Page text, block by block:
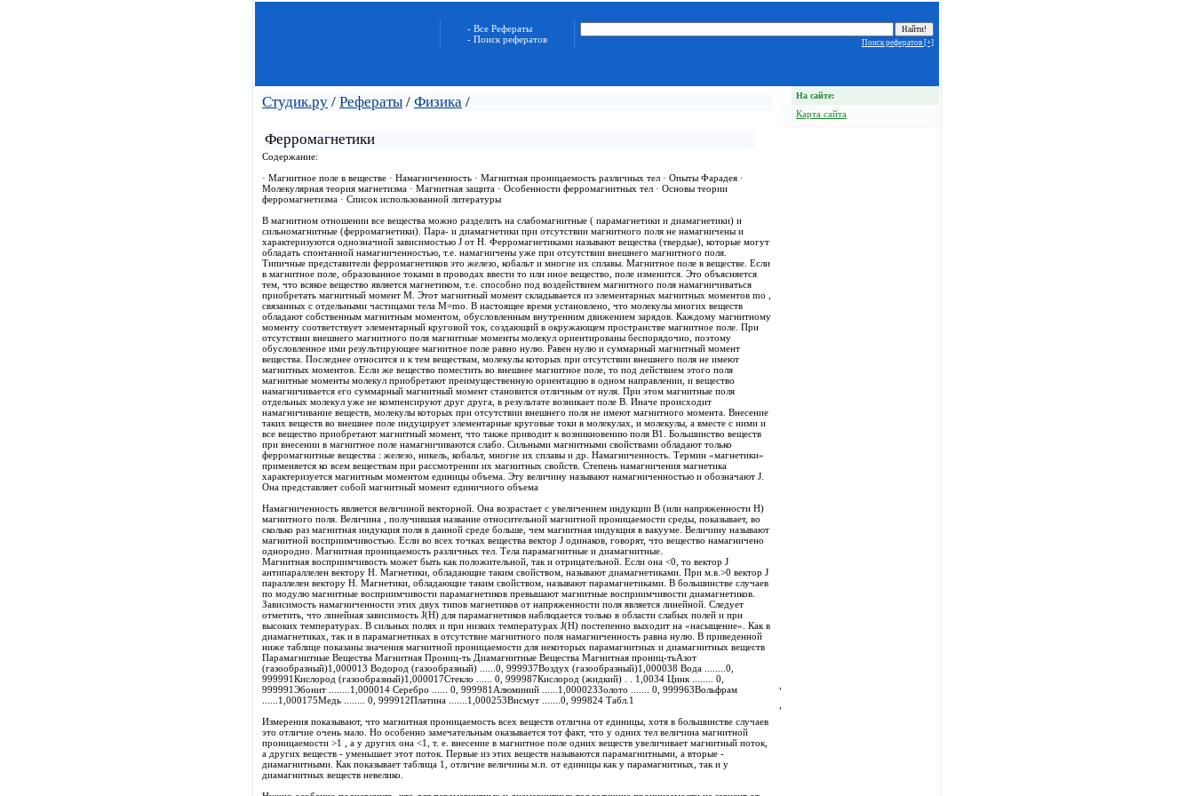
- Все Рефераты
- Поиск рефератов
Поиск рефератов [+]
Студик.ру / Рефераты / Физика /
Ферромагнетики
Содержание:
· Магнитное поле в веществе · Намагниченность · Магнитная проницаемость различных тел · Опыты Фарадея ·
Молекулярная теория магнетизма · Магнитная защита · Особенности ферромагнитных тел · Основы теории
ферромагнетизма · Список использованной литературы
В магнитном отношении все вещества можно разделить на слабомагнитные ( парамагнетики и диамагнетики) и
сильномагнитные (ферромагнетики). Пара- и диамагнетики при отсутствии магнитного поля не намагничены и
характеризуются однозначной зависимостью J от H. Ферромагнетиками называют вещества (твердые), которые могут
обладать спонтанной намагниченностью, т.е. намагничены уже при отсутствии внешнего магнитного поля.
Типичные представители ферромагнетиков это железо, кобальт и многие их сплавы. Магнитное поле в веществе. Если
в магнитное поле, образованное токами в проводах ввести то или иное вещество, поле изменится. Это объясняется
тем, что всякое вещество является магнетиком, т.е. способно под воздействием магнитного поля намагничиваться
приобретать магнитный момент М. Этот магнитный момент складывается из элементарных магнитных моментов mo ,
связанных с отдельными частицами тела М=mo. В настоящее время установлено, что молекулы многих веществ
обладают собственным магнитным моментом, обусловленным внутренним движением зарядов. Каждому магнитному
моменту соответствует элементарный круговой ток, создающий в окружающем пространстве магнитное поле. При
отсутствии внешнего магнитного поля магнитные моменты молекул ориентированы беспорядочно, поэтому
обусловленное ими результирующее магнитное поле равно нулю. Равен нулю и суммарный магнитный момент
вещества. Последнее относится и к тем веществам, молекулы которых при отсутствии внешнего поля не имеют
магнитных моментов. Если же вещество поместить во внешнее магнитное поле, то под действием этого поля
магнитные моменты молекул приобретают преимущественную ориентацию в одном направлении, и вещество
намагничивается его суммарный магнитный момент становится отличным от нуля. При этом магнитные поля
отдельных молекул уже не компенсируют друг друга, в результате возникает поле B. Иначе происходит
намагничивание веществ, молекулы которых при отсутствии внешнего поля не имеют магнитного момента. Внесение
таких веществ во внешнее поле индуцирует элементарные круговые токи в молекулах, и молекулы, а вместе с ними и
все вещество приобретают магнитный момент, что также приводит к возникновению поля В1. Большинство веществ
при внесении в магнитное поле намагничиваются слабо. Сильными магнитными свойствами обладают только
ферромагнитные вещества : железо, никель, кобальт, многие их сплавы и др. Намагниченность. Термин «магнетики»
применяется ко всем веществам при рассмотрении их магнитных свойств. Степень намагничения магнетика
характеризуется магнитным моментом единицы объема. Эту величину называют намагниченностью и обозначают J.
Она представляет собой магнитный момент единичного объема
Намагниченность является величиной векторной. Она возрастает с увеличением индукции В (или напряженности Н)
магнитного поля. Величина , получившая название относительной магнитной проницаемости среды, показывает, во
сколько раз магнитная индукция поля в данной среде больше, чем магнитная индукция в вакууме. Величину называют
магнитной восприимчивостью. Если во всех точках вещества вектор J одинаков, говорят, что вещество намагничено
однородно. Магнитная проницаемость различных тел. Тела парамагнитные и диамагнитные.
Магнитная восприимчивость может быть как положительной, так и отрицательной. Если она <0, то вектор J
антипараллелен вектору Н. Магнетики, обладающие таким свойством, называют диамагнетиками. При м.в.>0 вектор J
параллелен вектору Н. Магнетики, обладающие таким свойством, называют парамагнетиками. В большинстве случаев
по модулю магнитные восприимчивости парамагнетиков превышают магнитные восприимчивости диамагнетиков.
Зависимость намагниченности этих двух типов магнетиков от напряженности поля является линейной. Следует
отметить, что линейная зависимость J(H) для парамагнетиков наблюдается только в области слабых полей и при
высоких температурах. В сильных полях и при низких температурах J(H) постепенно выходит на «насыщение». Как в
диамагнетиках, так и в парамагнетиках в отсутствие магнитного поля намагниченность равна нулю. В приведенной
ниже таблице показаны значения магнитной проницаемости для некоторых парамагнитных и диамагнитных веществ
Парамагнитные Вещества Магнитная Прониц-ть Диамагнитные Вещества Магнитная прониц-тьАзот
(газообразный)1,000013 Водород (газообразный) ......0, 999937Воздух (газообразный)1,000038 Вода ........0,
999991Кислород (газообразный)1,000017Стекло ...... 0, 999987Кислород (жидкий) . . 1,0034 Цинк ........ 0,
999991Эбонит ........1,000014 Серебро ...... 0, 999981Алюминий ......1,000023Золото ....... 0, 999963Вольфрам
......1,000175Медь ........ 0, 999912Платина .......1,000253Висмут .......0, 999824 Табл.1
Измерения показывают, что магнитная проницаемость всех веществ отлична от единицы, хотя в большинстве случаев
это отличие очень мало. Но особенно замечательным оказывается тот факт, что у одних тел величина магнитной
проницаемости >1 , а у других она <1, т. е. внесение в магнитное поле одних веществ увеличивает магнитный поток,
а других веществ - уменьшает этот поток. Первые из этих веществ называются парамагнитными, а вторые -
диамагнитными. Как показывает таблица 1, отличие величины м.п. от единицы как у парамагнитных, так и у
диамагнитных веществ невелико.
На сайте:
Карта сайта